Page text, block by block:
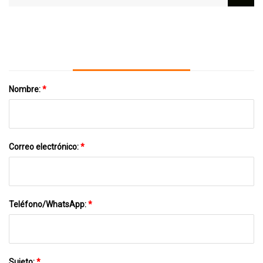
Nombre:*
Correo electrónico:*
Teléfono/WhatsApp:*